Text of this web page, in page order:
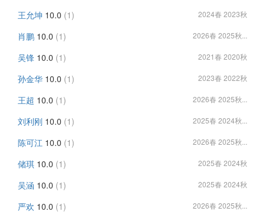
王允坤 10.0 (1) 2024春 2023秋
肖鹏 10.0 (1) 2026春 2025秋...
吴锋 10.0 (1) 2021春 2020秋
孙金华 10.0 (1) 2023春 2022秋
王超 10.0 (1) 2026春 2025秋...
刘利刚 10.0 (1) 2025春 2024秋...
陈可江 10.0 (1) 2026春 2025秋...
储琪 10.0 (1) 2025春 2024秋
吴涵 10.0 (1) 2025春 2024秋
严欢 10.0 (1) 2026春 2025秋...